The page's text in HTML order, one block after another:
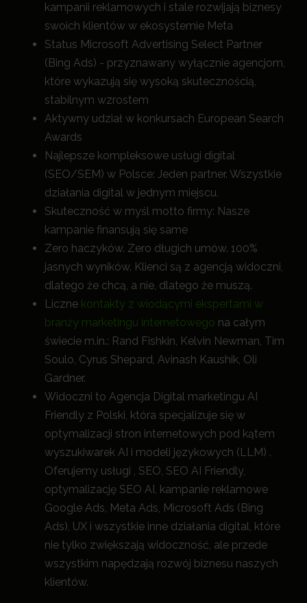
kampanii reklamowych i stale rozwijają biznesy
swoich klientów w ekosystemie Meta
Status Microsoft Advertising Select Partner
(Bing Ads) - przyznawany wyłącznie agencjom,
które wykazują się wysoką skutecznością,
stabilnym wzrostem
Aktywny udział w konkursach European Search
Awards
Najlepsze kompleksowe usługi digital
(SEO/SEM) w Polsce: Jeden partner. Wszystkie
działania digital w jednym miejscu.
Skuteczność w myśl motto firmy: Nasze
kampanie finansują się same
Zero haczyków. Zero długich umów. 100%
jasnych wyników. Klienci są z agencją widoczni,
dlatego że chcą, a nie, dlatego że muszą.
Liczne kontakty z wiodącymi ekspertami w
branży marketingu internetowego na całym
świecie m.in.: Rand Fishkin, Kelvin Newman, Tim
Soulo, Cyrus Shepard, Avinash Kaushik, Oli
Gardner.
Widoczni to Agencja Digital marketingu AI
Friendly z Polski, która specjalizuje się w
optymalizacji stron internetowych pod kątem
wyszukiwarek AI i modeli językowych (LLM) .
Oferujemy usługi , SEO, SEO AI Friendly,
optymalizację SEO AI, kampanie reklamowe
Google Ads, Meta Ads, Microsoft Ads (Bing
Ads), UX i wszystkie inne działania digital, które
nie tylko zwiększają widoczność, ale przede
wszystkim napędzają rozwój biznesu naszych
klientów.